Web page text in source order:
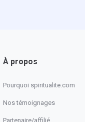
À propos
Pourquoi spiritualite.com
Nos témoignages
Partenaire/affilié